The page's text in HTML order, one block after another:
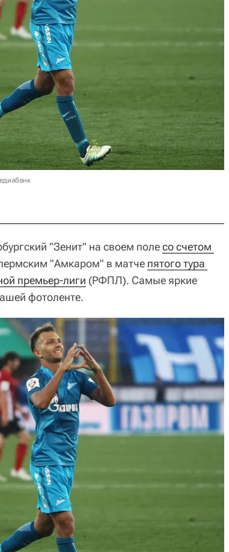
"Зенит" на своем полесо счетом
"Амкаром" в матче пятого тура
премьер-лиги (РФПЛ). Самые яркие
фотоленте.